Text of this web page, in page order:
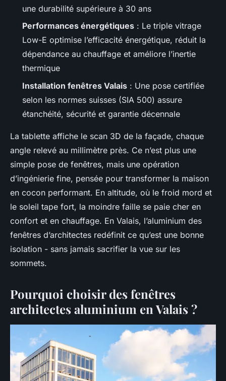
une durabilité supérieure à 30 ans
Performances énergétiques : Le triple vitrage
Low-E optimise l’efficacité énergétique, réduit la
dépendance au chauffage et améliore l’inertie
thermique
Installation fenêtres Valais : Une pose certifiée
selon les normes suisses (SIA 500) assure
étanchéité, sécurité et garantie décennale
La tablette affiche le scan 3D de la façade, chaque
angle relevé au millimètre près. Ce n’est plus une
simple pose de fenêtres, mais une opération
d’ingénierie fine, pensée pour transformer la maison
en cocon performant. En altitude, où le froid mord et
le soleil tape fort, la moindre faille se paie cher en
confort et en chauffage. En Valais, l’aluminium des
fenêtres d’architectes redéfinit ce qu’est une bonne
isolation - sans jamais sacrifier la vue sur les
sommets.
Pourquoi choisir des fenêtres
architectes aluminium en Valais ?